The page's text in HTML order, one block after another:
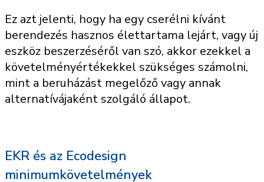
Ez azt jelenti, hogy ha egy cserélni kívánt
berendezés hasznos élettartama lejárt, vagy új
eszköz beszerzéséről van szó, akkor ezekkel a
követelményértékekkel szükséges számolni,
mint a beruházást megelőző vagy annak
alternatívájaként szolgáló állapot.
EKR és az Ecodesign
minimumkövetelmények